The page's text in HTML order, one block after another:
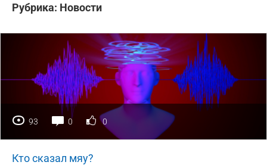
Рубрика: Новости
93 0 0
Кто сказал мяу?